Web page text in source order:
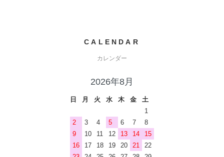
CALENDAR
カレンダー
2026年8月
日 月 火 水 木 金
土
1
2
3 4 5 6 7
8
9
10 11 12 13 14
15
16
17 18 19 20 21
22